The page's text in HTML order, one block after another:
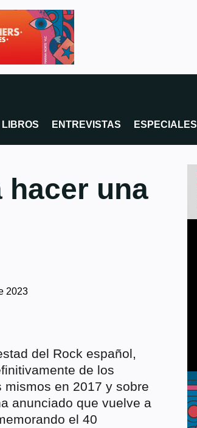
LIBROS ENTREVISTAS ESPECIALES
hacer una
2023
del Rock español,
de los
mismos en 2017 y sobre
anunciado que vuelve a
el 40